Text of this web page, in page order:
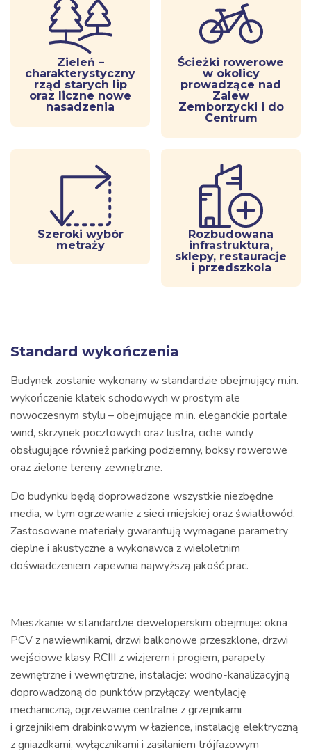
Zieleń –
charakterystyczny
rząd starych lip
oraz liczne nowe
nasadzenia
Ścieżki rowerowe
w okolicy
prowadzące nad
Zalew
Zemborzycki i do
Centrum
Szeroki wybór
metraży
Rozbudowana
infrastruktura,
sklepy, restauracje
i przedszkola
Standard wykończenia
Budynek zostanie wykonany w standardzie obejmujący m.in.
wykończenie klatek schodowych w prostym ale
nowoczesnym stylu – obejmujące m.in. eleganckie portale
wind, skrzynek pocztowych oraz lustra, ciche windy
obsługujące również parking podziemny, boksy rowerowe
oraz zielone tereny zewnętrzne.
Do budynku będą doprowadzone wszystkie niezbędne
media, w tym ogrzewanie z sieci miejskiej oraz światłowód.
Zastosowane materiały gwarantują wymagane parametry
cieplne i akustyczne a wykonawca z wieloletnim
doświadczeniem zapewnia najwyższą jakość prac.
Mieszkanie w standardzie deweloperskim obejmuje: okna
PCV z nawiewnikami, drzwi balkonowe przeszklone, drzwi
wejściowe klasy RCIII z wizjerem i progiem, parapety
zewnętrzne i wewnętrzne, instalacje: wodno-kanalizacyjną
doprowadzoną do punktów przyłączy, wentylację
mechaniczną, ogrzewanie centralne z grzejnikami
i grzejnikiem drabinkowym w łazience, instalację elektryczną
z gniazdkami, wyłącznikami i zasilaniem trójfazowym